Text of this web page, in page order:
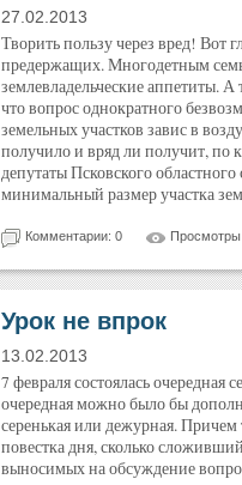
27.02.2013
Творить пользу через вред! Вот
предержащих. Многодетным
землевладельческие аппетиты.
что вопрос однократного
земельных участков завис в
получило и вряд ли получит, по
депутаты Псковского
минимальный размер участка
Комментарии: 0
Урок не впрок
13.02.2013
7 февраля состоялась очередная
очередная можно было бы
серенькая или дежурная. Причем
повестка дня, сколько
выносимых на обсуждение